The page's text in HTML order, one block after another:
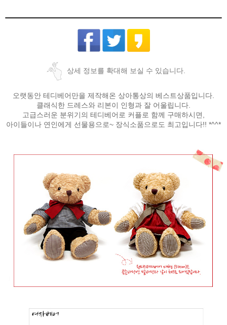
상세 정보를 확대해 보실 수 있습니다.
오랫동안 테디베어만을 제작해온 상아통상의 베스트상품입니다.
클래식한 드레스와 리본이 인형과 잘 어울립니다.
고급스러운 분위기의 테디베어로 커플로 함께 구매하시면,
아이들이나 연인에게 선물용으로~ 장식소품으로도 최고입니다!! *^^*